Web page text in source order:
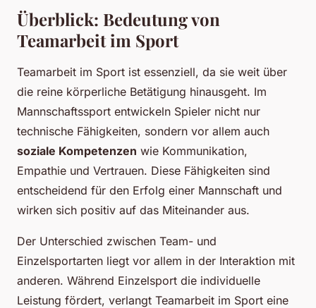
Überblick: Bedeutung von
Teamarbeit im Sport
Teamarbeit im Sport ist essenziell, da sie weit über
die reine körperliche Betätigung hinausgeht. Im
Mannschaftssport entwickeln Spieler nicht nur
technische Fähigkeiten, sondern vor allem auch
soziale Kompetenzen wie Kommunikation,
Empathie und Vertrauen. Diese Fähigkeiten sind
entscheidend für den Erfolg einer Mannschaft und
wirken sich positiv auf das Miteinander aus.
Der Unterschied zwischen Team- und
Einzelsportarten liegt vor allem in der Interaktion mit
anderen. Während Einzelsport die individuelle
Leistung fördert, verlangt Teamarbeit im Sport eine